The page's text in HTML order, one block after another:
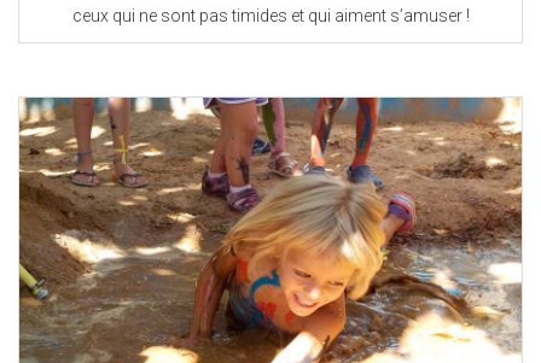
ceux qui ne sont pas timides et qui aiment s’amuser !